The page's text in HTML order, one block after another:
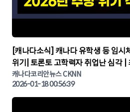
▶
[캐나다소식] 캐나다 유학생 등 임
위기| 토론토 고학력자 취업난 심각 |
CKNNEWS, 캐나다코리안뉴스
캐나다코리안뉴스 CKNN
2026-01-18 00:56:39